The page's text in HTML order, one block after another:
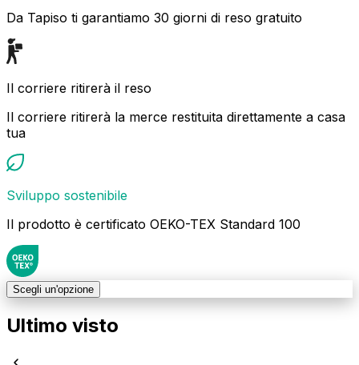
Da Tapiso ti garantiamo 30 giorni di reso gratuito
Il corriere ritirerà il reso
Il corriere ritirerà la merce restituita direttamente a casa
tua
Sviluppo sostenibile
Il prodotto è certificato OEKO-TEX Standard 100
Scegli un'opzione
Ultimo visto